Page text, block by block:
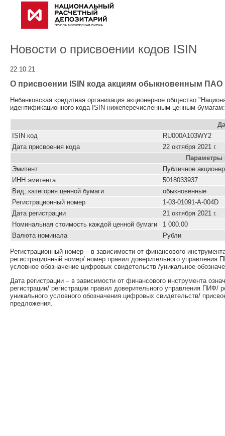
Новости о присвоении кодов ISIN
22.10.21
О присвоении ISIN кода акциям обыкновенным ПАО
Небанковская кредитная организация акционерное общество
идентификационного кода ISIN нижеперечисленным ценным бумагам:
ISIN код
RU000A103WY2
Дата присвоения кода
22 октября 2021 г.
Параметры
Эмитент
Публичное
ИНН эмитента
5018033937
Вид, категория ценной бумаги
обыкновенные
Регистрационный номер
1-03-01091-A-004D
Дата регистрации
21 октября 2021 г.
Номинальная стоимость каждой ценной бумаги
1 000.00
Валюта номинала
Рубли
Регистрационный номер – в зависимости от финансового
регистрационный номер/ номер правил доверительного
условное обозначение цифровых свидетельств /уникальное
Дата регистрации – в зависимости от финансового инструмента
регистрации/ регистрации правил доверительного управления ПИФ/
уникального условного обозначения цифровых свидетельств/
предложения.